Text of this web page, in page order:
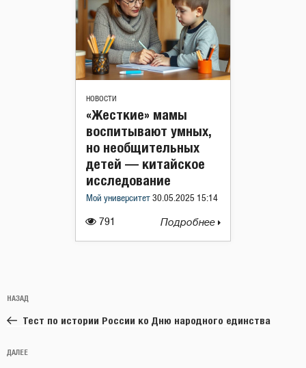
НОВОСТИ
791
«Жесткие» мамы
воспитывают умных,
но необщительных
детей — китайское
исследование
Мой университет 30.05.2025 15:14
Подробнее
по
записям
Предыдущая
запись:
НАЗАД
Тест по истории России ко Дню народного единства
Следующая
ДАЛЕЕ